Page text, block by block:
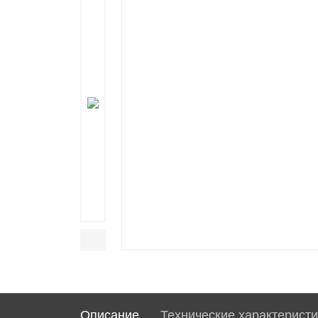
Описание Технические